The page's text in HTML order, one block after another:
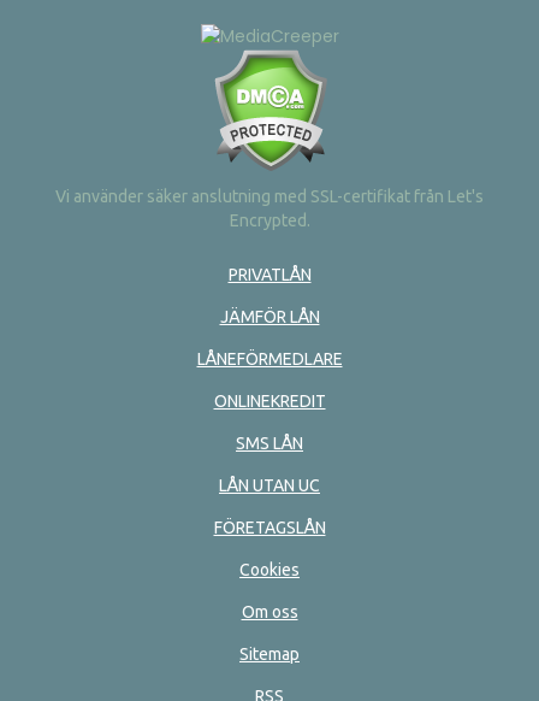
Vi använder säker anslutning med SSL-certifikat från Let's
Encrypted.
PRIVATLÅN
JÄMFÖR LÅN
LÅNEFÖRMEDLARE
ONLINEKREDIT
SMS LÅN
LÅN UTAN UC
FÖRETAGSLÅN
Cookies
Om oss
Sitemap
RSS